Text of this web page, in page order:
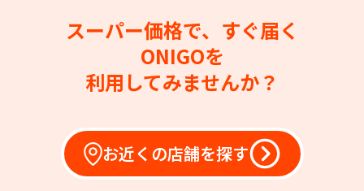
スーパー価格で、すぐ届く
ONIGOを
利用してみませんか？
お近くの店舗を探す